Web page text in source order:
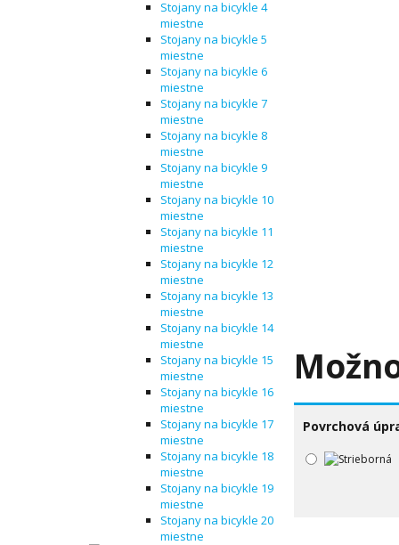
Stojany na bicykle 4
miestne
Stojany na bicykle 5
miestne
Stojany na bicykle 6
miestne
Stojany na bicykle 7
miestne
Stojany na bicykle 8
miestne
Stojany na bicykle 9
miestne
Stojany na bicykle 10
miestne
Stojany na bicykle 11
miestne
Stojany na bicykle 12
miestne
Stojany na bicykle 13
miestne
Stojany na bicykle 14
miestne
Stojany na bicykle 15
miestne
Stojany na bicykle 16
miestne
Stojany na bicykle 17
miestne
Stojany na bicykle 18
miestne
Stojany na bicykle 19
miestne
Stojany na bicykle 20
miestne
Povrchová